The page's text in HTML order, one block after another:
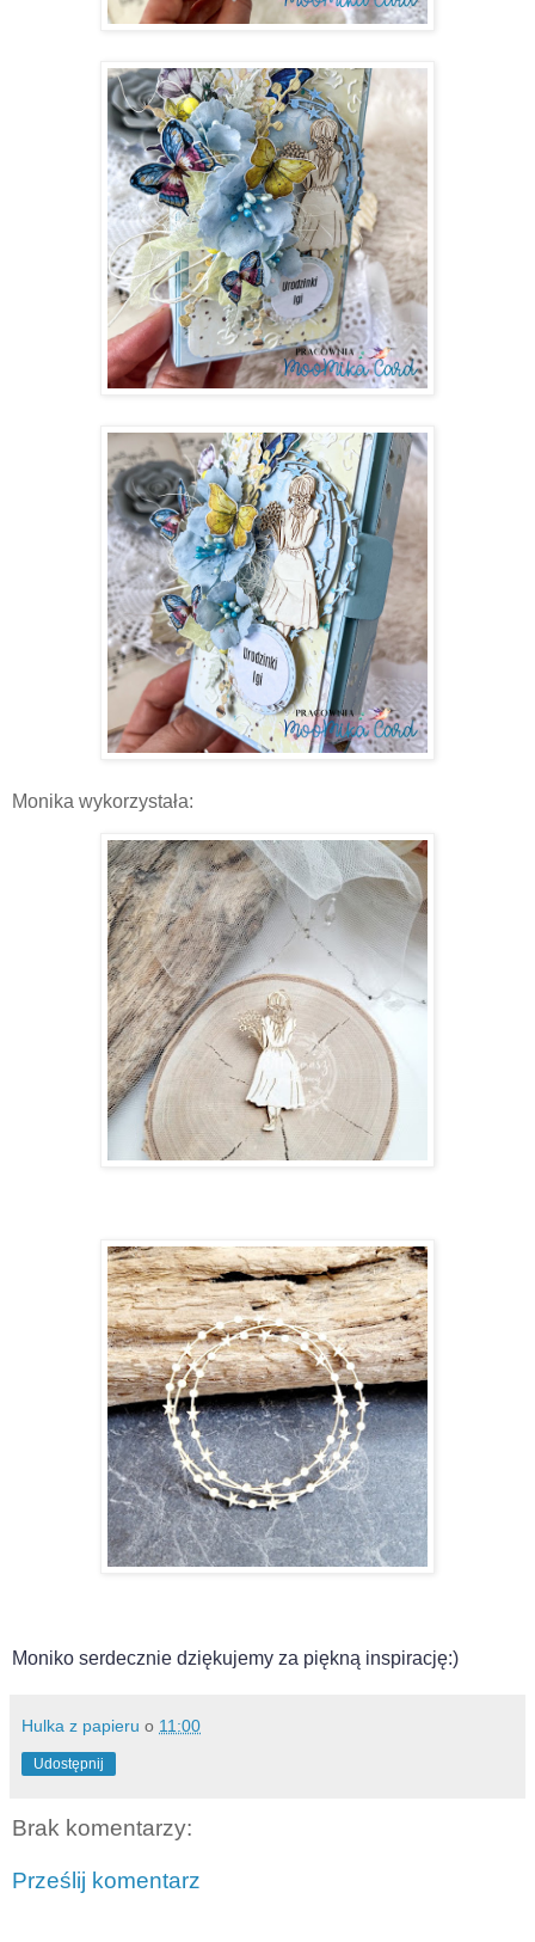
Monika wykorzystała:
Moniko serdecznie dziękujemy za piękną inspirację:)
Hulka z papieru o 11:00
Udostępnij
Brak komentarzy:
Prześlij komentarz